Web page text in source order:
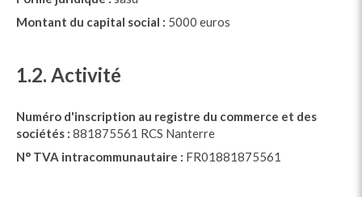
Montant du capital social : 5000 euros
1.2. Activité
Numéro d'inscription au registre du commerce et des
sociétés : 881875561 RCS Nanterre
N° TVA intracommunautaire : FR01881875561